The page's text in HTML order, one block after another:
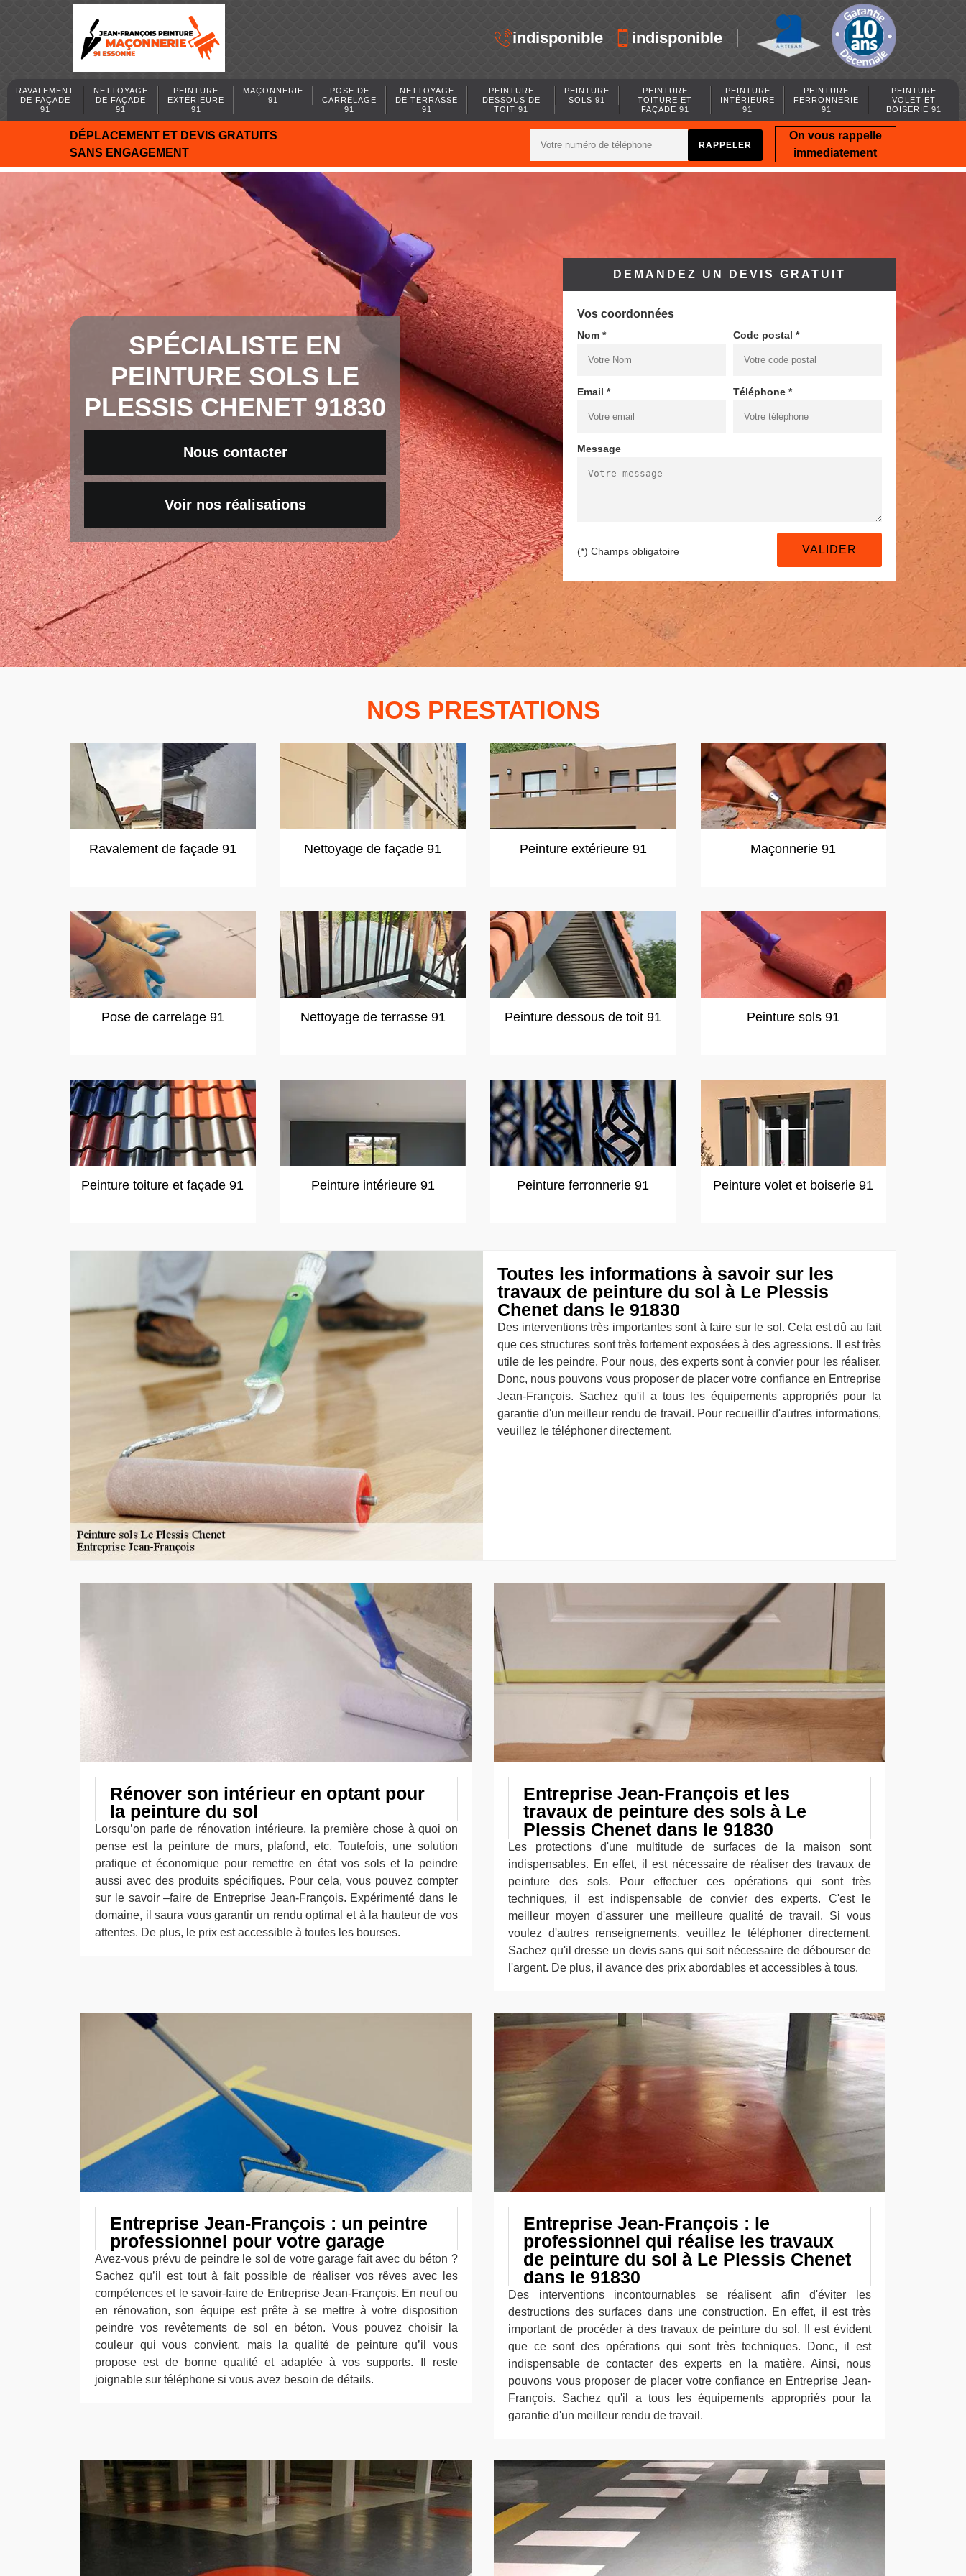
indisponible indisponible
RAVALEMENT
DE FAÇADE
91
NETTOYAGE
DE FAÇADE
91
PEINTURE
EXTÉRIEURE
91
MAÇONNERIE
91
POSE DE
CARRELAGE
91
NETTOYAGE
DE TERRASSE
91
PEINTURE
DESSOUS DE
TOIT 91
PEINTURE
SOLS 91
PEINTURE
TOITURE ET
FAÇADE 91
PEINTURE
INTÉRIEURE
91
PEINTURE
FERRONNERIE
91
PEINTURE
VOLET ET
BOISERIE 91
DÉPLACEMENT ET DEVIS GRATUITS
SANS ENGAGEMENT
On vous rappelle
immediatement
SPÉCIALISTE EN
PEINTURE SOLS LE
PLESSIS CHENET 91830
Nous contacter
Voir nos réalisations
DEMANDEZ UN DEVIS GRATUIT
Vos coordonnées
Nom * Code postal *
Email * Téléphone *
Message
(*) Champs obligatoire
NOS PRESTATIONS
Ravalement de façade 91 Nettoyage de façade 91 Peinture extérieure 91 Maçonnerie 91
Pose de carrelage 91 Nettoyage de terrasse 91 Peinture dessous de toit 91 Peinture sols 91
Peinture toiture et façade 91 Peinture intérieure 91 Peinture ferronnerie 91 Peinture volet et boiserie 91
Toutes les informations à savoir sur les
travaux de peinture du sol à Le Plessis
Chenet dans le 91830
Des interventions très importantes sont à faire sur le sol. Cela est dû au fait
que ces structures sont très fortement exposées à des agressions. Il est très
utile de les peindre. Pour nous, des experts sont à convier pour les réaliser.
Donc, nous pouvons vous proposer de placer votre confiance en Entreprise
Jean-François. Sachez qu'il a tous les équipements appropriés pour la
garantie d'un meilleur rendu de travail. Pour recueillir d'autres informations,
veuillez le téléphoner directement.
Rénover son intérieur en optant pour
la peinture du sol
Lorsqu’on parle de rénovation intérieure, la première chose à quoi on
pense est la peinture de murs, plafond, etc. Toutefois, une solution
pratique et économique pour remettre en état vos sols et la peindre
aussi avec des produits spécifiques. Pour cela, vous pouvez compter
sur le savoir –faire de Entreprise Jean-François. Expérimenté dans le
domaine, il saura vous garantir un rendu optimal et à la hauteur de vos
attentes. De plus, le prix est accessible à toutes les bourses.
Entreprise Jean-François et les
travaux de peinture des sols à Le
Plessis Chenet dans le 91830
Les protections d'une multitude de surfaces de la maison sont
indispensables. En effet, il est nécessaire de réaliser des travaux de
peinture des sols. Pour effectuer ces opérations qui sont très
techniques, il est indispensable de convier des experts. C'est le
meilleur moyen d'assurer une meilleure qualité de travail. Si vous
voulez d'autres renseignements, veuillez le téléphoner directement.
Sachez qu'il dresse un devis sans qui soit nécessaire de débourser de
l'argent. De plus, il avance des prix abordables et accessibles à tous.
Entreprise Jean-François : un peintre
professionnel pour votre garage
Avez-vous prévu de peindre le sol de votre garage fait avec du béton ?
Sachez qu’il est tout à fait possible de réaliser vos rêves avec les
compétences et le savoir-faire de Entreprise Jean-François. En neuf ou
en rénovation, son équipe est prête à se mettre à votre disposition
peindre vos revêtements de sol en béton. Vous pouvez choisir la
couleur qui vous convient, mais la qualité de peinture qu’il vous
propose est de bonne qualité et adaptée à vos supports. Il reste
joignable sur téléphone si vous avez besoin de détails.
Entreprise Jean-François : le
professionnel qui réalise les travaux
de peinture du sol à Le Plessis Chenet
dans le 91830
Des interventions incontournables se réalisent afin d'éviter les
destructions des surfaces dans une construction. En effet, il est très
important de procéder à des travaux de peinture du sol. Il est évident
que ce sont des opérations qui sont très techniques. Donc, il est
indispensable de contacter des experts en la matière. Ainsi, nous
pouvons vous proposer de placer votre confiance en Entreprise Jean-
François. Sachez qu'il a tous les équipements appropriés pour la
garantie d'un meilleur rendu de travail.